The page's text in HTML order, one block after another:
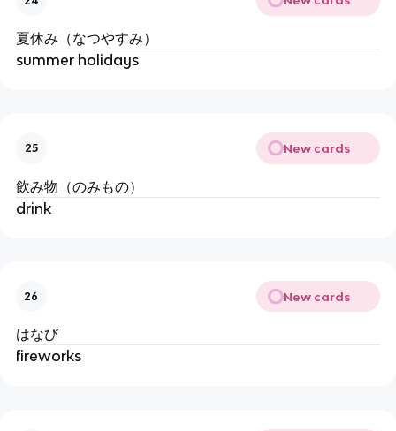
夏休み（なつやすみ）
summer holidays
25 New cards
飲み物（のみもの）
drink
26 New cards
はなび
fireworks